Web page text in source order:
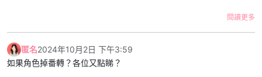
閱讀更多
匿名2024年10月2日 下午3:59
如果角色掉番轉？各位又點睇？